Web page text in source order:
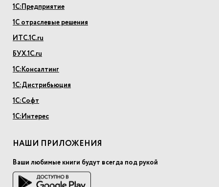
1С:Предприятие
1С отраслевые решения
ИТС.1С.ru
БУХ.1С.ru
1С:Консалтинг
1С:Дистрибьюция
1С:Софт
1С:Интерес
НАШИ ПРИЛОЖЕНИЯ
Ваши любимые книги будут всегда под рукой